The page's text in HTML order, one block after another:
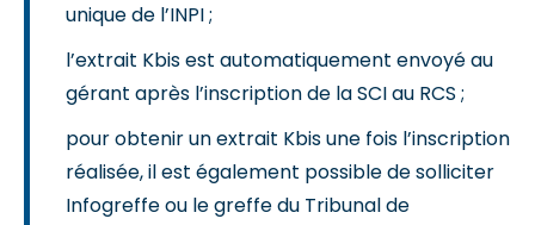
unique de l’INPI ;
l’extrait Kbis est automatiquement envoyé au
gérant après l’inscription de la SCI au RCS ;
pour obtenir un extrait Kbis une fois l’inscription
réalisée, il est également possible de solliciter
Infogreffe ou le greffe du Tribunal de